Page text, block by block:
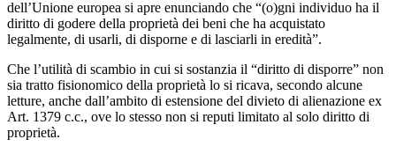
dell’Unione europea si apre enunciando che “(o)gni individuo ha il
diritto di godere della proprietà dei beni che ha acquistato
legalmente, di usarli, di disporne e di lasciarli in eredità”.
Che l’utilità di scambio in cui si sostanzia il “diritto di disporre” non
sia tratto fisionomico della proprietà lo si ricava, secondo alcune
letture, anche dall’ambito di estensione del divieto di alienazione ex
Art. 1379 c.c., ove lo stesso non si reputi limitato al solo diritto di
proprietà.